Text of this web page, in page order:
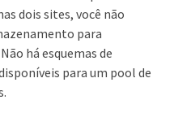
dois sites, você não
para
há esquemas de
para um pool de